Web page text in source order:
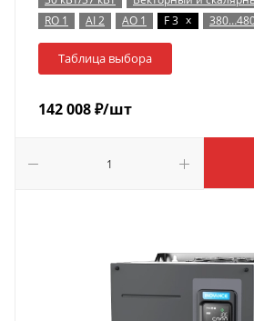
RO 1
AI 2 AO 1 F 3 x
Таблица выбора
142 008₽/шт